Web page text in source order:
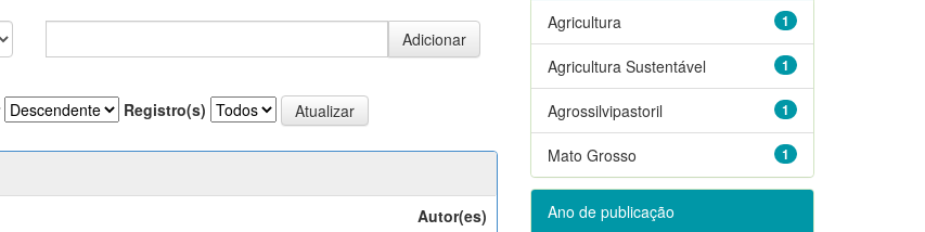
Registro(s)
Autor(es)
1
Agricultura
1
Agricultura Sustentável
1
Agrossilvipastoril
1
Mato Grosso
Ano de publicação